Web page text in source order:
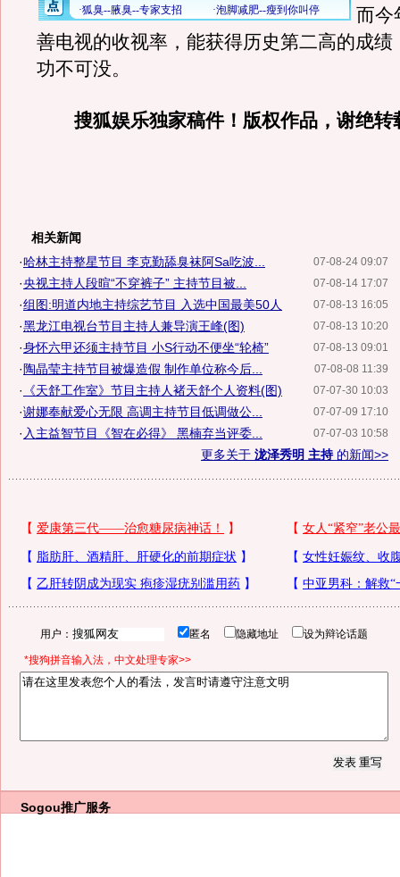
而今
善电视的收视率，能获得历史第二高的成绩
功不可没。
搜狐娱乐独家稿件！版权作品，谢绝转
相关新闻
07-08-24 09:07
·哈林主持整星节目 李克勤舔臭袜阿Sa吃波...
07-08-14 17:07
·央视主持人段暄“不穿裤子” 主持节目被...
07-08-13 16:05
·组图:明道内地主持综艺节目 入选中国最美50人
07-08-13 10:20
·黑龙江电视台节目主持人兼导演王峰(图)
07-08-13 09:01
·身怀六甲还须主持节目 小S行动不便坐“轮椅”
07-08-08 11:39
· 陶晶莹主持节目被爆造假 制作单位称今后...
07-07-30 10:03
· 《天舒工作室》节目主持人褚天舒个人资料(图)
07-07-09 17:10
·谢娜奉献爱心无限 高调主持节目低调做公...
07-07-03 10:58
· 入主益智节目《智在必得》 黑楠弃当评委...
更多关于 泷泽秀明 主持的新闻>>
用户： 匿名 隐藏地址 设为辩论话题
*搜狗拼音输入法，中文处理专家>>
Sogou推广服务